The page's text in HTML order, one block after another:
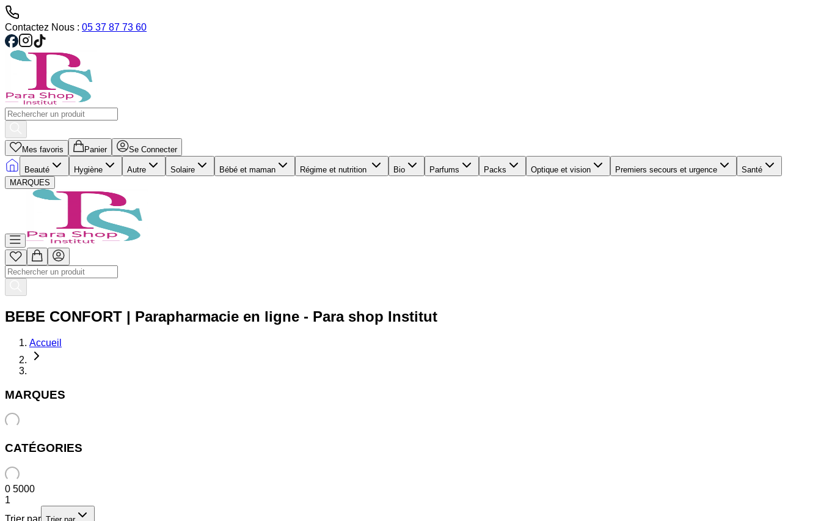
Contactez Nous : 05 37 87 73 60
Mes favoris Panier Se Connecter
Beauté Hygiène Autre Solaire Bébé et maman Régime et nutrition Bio Parfums Packs Optique et vision Premiers secours et urgence
Santé
MARQUES
BEBE CONFORT | Parapharmacie en ligne - Para shop Institut
Accueil
MARQUES
CATÉGORIES
0 5000
1
Trier par